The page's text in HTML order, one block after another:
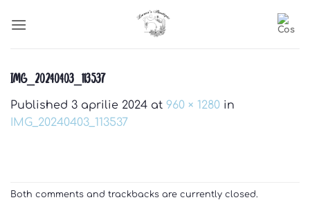
IMG_20240403_113537
Published 3 aprilie 2024 at 960 × 1280 in
IMG_20240403_113537
Both comments and trackbacks are currently closed.